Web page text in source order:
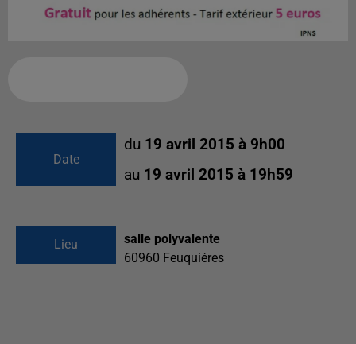
Date
du 19 avril 2015 à 9h00
au 19 avril 2015 à 19h59
Lieu
salle polyvalente
60960 Feuquiéres